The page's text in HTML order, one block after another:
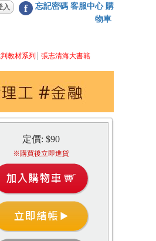
f 忘記密碼 客服中心 購
物車
教材系列 張志清海大書籍
定價: $90
※購買後立即進貨